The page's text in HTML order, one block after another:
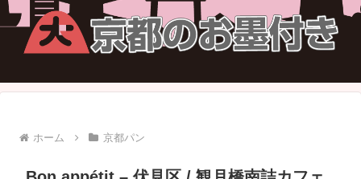
ホーム 京都パン